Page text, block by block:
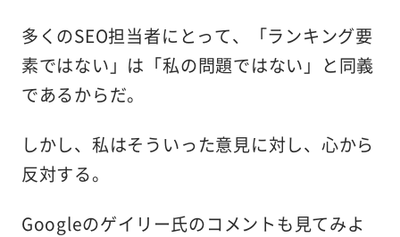
多くのSEO担当者にとって、「ランキング要
素ではない」は「私の問題ではない」と同義
であるからだ。
しかし、私はそういった意見に対し、心から
反対する。
Googleのゲイリー氏のコメントも見てみよ